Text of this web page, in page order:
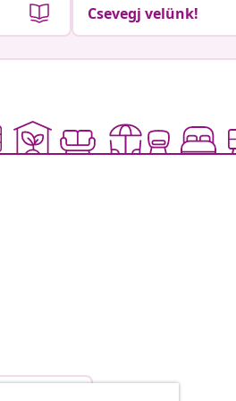
Csevegj velünk!